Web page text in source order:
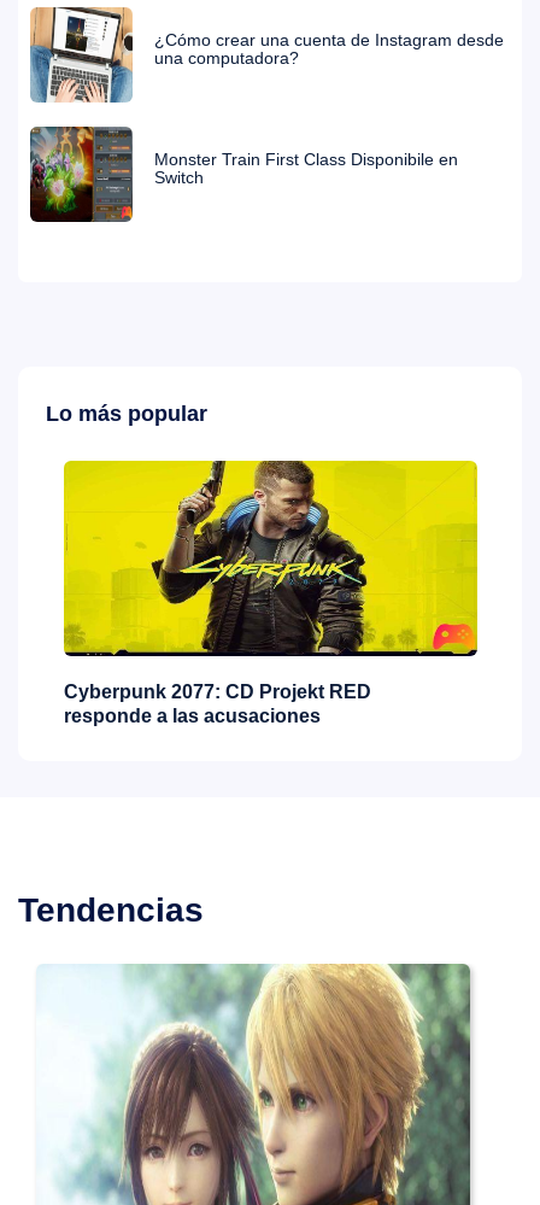
¿Cómo crear una cuenta de Instagram desde
una computadora?
Monster Train First Class Disponibile en
Switch
Lo más popular
Cyberpunk 2077: CD Projekt RED
responde a las acusaciones
Tendencias